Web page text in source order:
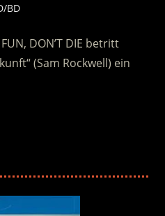
BD
DON’T DIE betritt
(Sam Rockwell) ein